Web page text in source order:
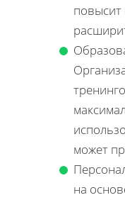
повысит
может
на